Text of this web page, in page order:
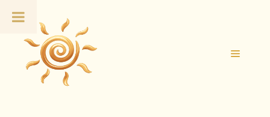
Inhalt
springen
Menü